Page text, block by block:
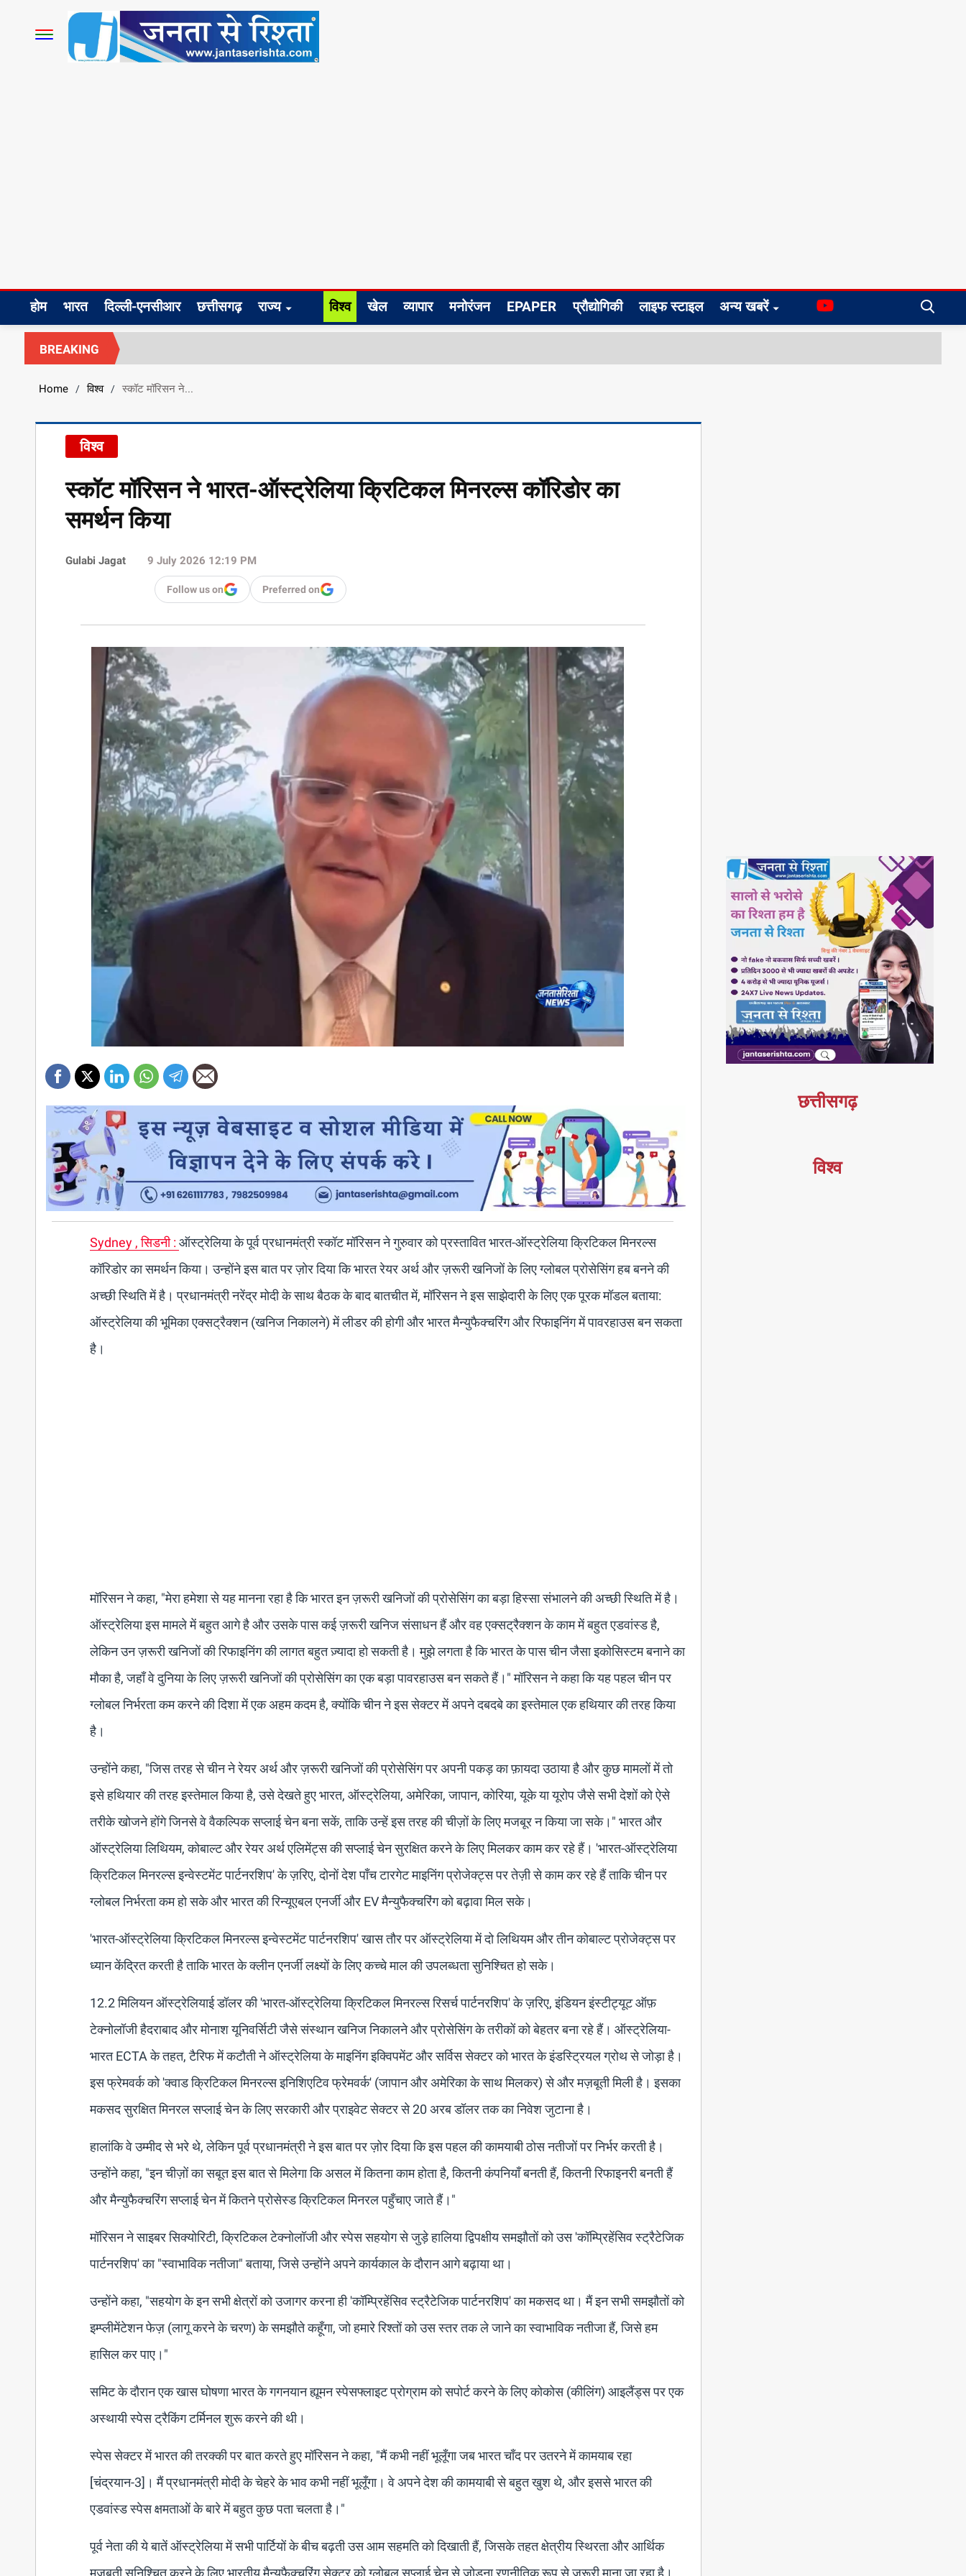
होम भारत दिल्ली-एनसीआर छत्तीसगढ़ राज्य विश्व खेल व्यापार मनोरंजन EPAPER प्रौद्योगिकी लाइफ स्टाइल अन्य खबरें
BREAKING
Home / विश्व / स्कॉट मॉरिसन ने...
विश्व
स्कॉट मॉरिसन ने भारत-ऑस्ट्रेलिया क्रिटिकल मिनरल्स कॉरिडोर का
समर्थन किया
Gulabi Jagat 9 July 2026 12:19 PM
Follow us on Preferred on
Sydney , सिडनी :ऑस्ट्रेलिया के पूर्व प्रधानमंत्री स्कॉट मॉरिसन ने गुरुवार को प्रस्तावित भारत-ऑस्ट्रेलिया क्रिटिकल मिनरल्स
कॉरिडोर का समर्थन किया। उन्होंने इस बात पर ज़ोर दिया कि भारत रेयर अर्थ और ज़रूरी खनिजों के लिए ग्लोबल प्रोसेसिंग हब बनने की
अच्छी स्थिति में है। प्रधानमंत्री नरेंद्र मोदी के साथ बैठक के बाद बातचीत में, मॉरिसन ने इस साझेदारी के लिए एक पूरक मॉडल बताया:
ऑस्ट्रेलिया की भूमिका एक्सट्रैक्शन (खनिज निकालने) में लीडर की होगी और भारत मैन्युफैक्चरिंग और रिफाइनिंग में पावरहाउस बन सकता
है।
मॉरिसन ने कहा, "मेरा हमेशा से यह मानना ​​रहा है कि भारत इन ज़रूरी खनिजों की प्रोसेसिंग का बड़ा हिस्सा संभालने की अच्छी स्थिति में है।
ऑस्ट्रेलिया इस मामले में बहुत आगे है और उसके पास कई ज़रूरी खनिज संसाधन हैं और वह एक्सट्रैक्शन के काम में बहुत एडवांस्ड है,
लेकिन उन ज़रूरी खनिजों की रिफाइनिंग की लागत बहुत ज़्यादा हो सकती है। मुझे लगता है कि भारत के पास चीन जैसा इकोसिस्टम बनाने का
मौका है, जहाँ वे दुनिया के लिए ज़रूरी खनिजों की प्रोसेसिंग का एक बड़ा पावरहाउस बन सकते हैं।" मॉरिसन ने कहा कि यह पहल चीन पर
ग्लोबल निर्भरता कम करने की दिशा में एक अहम कदम है, क्योंकि चीन ने इस सेक्टर में अपने दबदबे का इस्तेमाल एक हथियार की तरह किया
है।
उन्होंने कहा, "जिस तरह से चीन ने रेयर अर्थ और ज़रूरी खनिजों की प्रोसेसिंग पर अपनी पकड़ का फ़ायदा उठाया है और कुछ मामलों में तो
इसे हथियार की तरह इस्तेमाल किया है, उसे देखते हुए भारत, ऑस्ट्रेलिया, अमेरिका, जापान, कोरिया, यूके या यूरोप जैसे सभी देशों को ऐसे
तरीके खोजने होंगे जिनसे वे वैकल्पिक सप्लाई चेन बना सकें, ताकि उन्हें इस तरह की चीज़ों के लिए मजबूर न किया जा सके।" भारत और
ऑस्ट्रेलिया लिथियम, कोबाल्ट और रेयर अर्थ एलिमेंट्स की सप्लाई चेन सुरक्षित करने के लिए मिलकर काम कर रहे हैं। 'भारत-ऑस्ट्रेलिया
क्रिटिकल मिनरल्स इन्वेस्टमेंट पार्टनरशिप' के ज़रिए, दोनों देश पाँच टारगेट माइनिंग प्रोजेक्ट्स पर तेज़ी से काम कर रहे हैं ताकि चीन पर
ग्लोबल निर्भरता कम हो सके और भारत की रिन्यूएबल एनर्जी और EV मैन्युफैक्चरिंग को बढ़ावा मिल सके।
'भारत-ऑस्ट्रेलिया क्रिटिकल मिनरल्स इन्वेस्टमेंट पार्टनरशिप' खास तौर पर ऑस्ट्रेलिया में दो लिथियम और तीन कोबाल्ट प्रोजेक्ट्स पर
ध्यान केंद्रित करती है ताकि भारत के क्लीन एनर्जी लक्ष्यों के लिए कच्चे माल की उपलब्धता सुनिश्चित हो सके।
12.2 मिलियन ऑस्ट्रेलियाई डॉलर की 'भारत-ऑस्ट्रेलिया क्रिटिकल मिनरल्स रिसर्च पार्टनरशिप' के ज़रिए, इंडियन इंस्टीट्यूट ऑफ़
टेक्नोलॉजी हैदराबाद और मोनाश यूनिवर्सिटी जैसे संस्थान खनिज निकालने और प्रोसेसिंग के तरीकों को बेहतर बना रहे हैं। ऑस्ट्रेलिया-
भारत ECTA के तहत, टैरिफ में कटौती ने ऑस्ट्रेलिया के माइनिंग इक्विपमेंट और सर्विस सेक्टर को भारत के इंडस्ट्रियल ग्रोथ से जोड़ा है।
इस फ्रेमवर्क को 'क्वाड क्रिटिकल मिनरल्स इनिशिएटिव फ्रेमवर्क' (जापान और अमेरिका के साथ मिलकर) से और मज़बूती मिली है। इसका
मकसद सुरक्षित मिनरल सप्लाई चेन के लिए सरकारी और प्राइवेट सेक्टर से 20 अरब डॉलर तक का निवेश जुटाना है।
हालांकि वे उम्मीद से भरे थे, लेकिन पूर्व प्रधानमंत्री ने इस बात पर ज़ोर दिया कि इस पहल की कामयाबी ठोस नतीजों पर निर्भर करती है।
उन्होंने कहा, "इन चीज़ों का सबूत इस बात से मिलेगा कि असल में कितना काम होता है, कितनी कंपनियाँ बनती हैं, कितनी रिफाइनरी बनती हैं
और मैन्युफैक्चरिंग सप्लाई चेन में कितने प्रोसेस्ड क्रिटिकल मिनरल पहुँचाए जाते हैं।"
मॉरिसन ने साइबर सिक्योरिटी, क्रिटिकल टेक्नोलॉजी और स्पेस सहयोग से जुड़े हालिया द्विपक्षीय समझौतों को उस 'कॉम्प्रिहेंसिव स्ट्रैटेजिक
पार्टनरशिप' का "स्वाभाविक नतीजा" बताया, जिसे उन्होंने अपने कार्यकाल के दौरान आगे बढ़ाया था।
उन्होंने कहा, "सहयोग के इन सभी क्षेत्रों को उजागर करना ही 'कॉम्प्रिहेंसिव स्ट्रैटेजिक पार्टनरशिप' का मकसद था। मैं इन सभी समझौतों को
इम्प्लीमेंटेशन फेज़ (लागू करने के चरण) के समझौते कहूँगा, जो हमारे रिश्तों को उस स्तर तक ले जाने का स्वाभाविक नतीजा हैं, जिसे हम
हासिल कर पाए।"
समिट के दौरान एक खास घोषणा भारत के गगनयान ह्यूमन स्पेसफ्लाइट प्रोग्राम को सपोर्ट करने के लिए कोकोस (कीलिंग) आइलैंड्स पर एक
अस्थायी स्पेस ट्रैकिंग टर्मिनल शुरू करने की थी।
स्पेस सेक्टर में भारत की तरक्की पर बात करते हुए मॉरिसन ने कहा, "मैं कभी नहीं भूलूँगा जब भारत चाँद पर उतरने में कामयाब रहा
[चंद्रयान-3]। मैं प्रधानमंत्री मोदी के चेहरे के भाव कभी नहीं भूलूँगा। वे अपने देश की कामयाबी से बहुत खुश थे, और इससे भारत की
एडवांस्ड स्पेस क्षमताओं के बारे में बहुत कुछ पता चलता है।"
पूर्व नेता की ये बातें ऑस्ट्रेलिया में सभी पार्टियों के बीच बढ़ती उस आम सहमति को दिखाती हैं, जिसके तहत क्षेत्रीय स्थिरता और आर्थिक
मज़बूती सुनिश्चित करने के लिए भारतीय मैन्युफैक्चरिंग सेक्टर को ग्लोबल सप्लाई चेन से जोड़ना रणनीतिक रूप से ज़रूरी माना जा रहा है।
छत्तीसगढ़
विश्व